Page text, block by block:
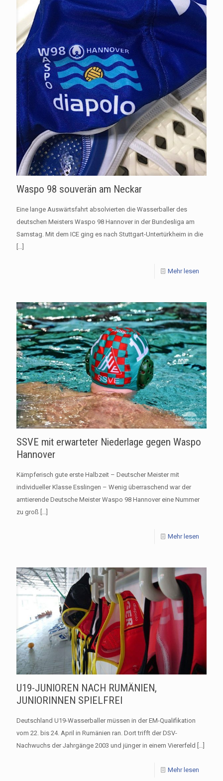
Waspo 98 souverän am Neckar
Eine lange Auswärtsfahrt absolvierten die Wasserballer des
deutschen Meisters Waspo 98 Hannover in der Bundesliga am
Samstag. Mit dem ICE ging es nach Stuttgart-Untertürkheim in die
[…]
Mehr lesen
SSVE mit erwarteter Niederlage gegen Waspo
Hannover
Kämpferisch gute erste Halbzeit – Deutscher Meister mit
individueller Klasse Esslingen – Wenig überraschend war der
amtierende Deutsche Meister Waspo 98 Hannover eine Nummer
zu groß […]
Mehr lesen
U19-JUNIOREN NACH RUMÄNIEN,
JUNIORINNEN SPIELFREI
Deutschland U19-Wasserballer müssen in der EM-Qualifikation
vom 22. bis 24. April in Rumänien ran. Dort trifft der DSV-
Nachwuchs der Jahrgänge 2003 und jünger in einem Viererfeld […]
Mehr lesen